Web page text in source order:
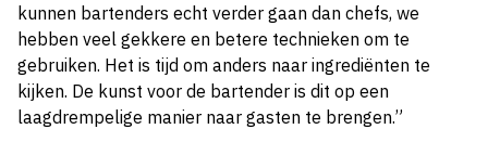
kunnen bartenders echt verder gaan dan chefs, we
hebben veel gekkere en betere technieken om te
gebruiken. Het is tijd om anders naar ingrediënten te
kijken. De kunst voor de bartender is dit op een
laagdrempelige manier naar gasten te brengen.”